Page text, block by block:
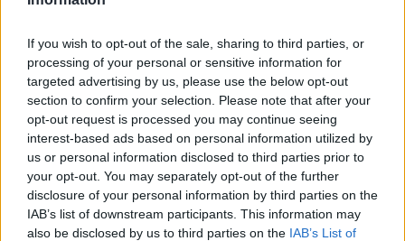
If you wish to opt-out of the sale, sharing to third parties, or
processing of your personal or sensitive information for
targeted advertising by us, please use the below opt-out
section to confirm your selection. Please note that after your
opt-out request is processed you may continue seeing
interest-based ads based on personal information utilized by
us or personal information disclosed to third parties prior to
your opt-out. You may separately opt-out of the further
disclosure of your personal information by third parties on the
IAB’s list of downstream participants. This information may
also be disclosed by us to third parties on the IAB’s List of
σχημάτιζαν το «No More», δηλαδή «όχι άλλο».
«Ψάχτηκαν» λίγο, το κατάλαβαν και εν τέλει
έγινε ο αναγραμματισμός. Σε κάθε περίπτωση
το… μήνυμα στάλθηκε.